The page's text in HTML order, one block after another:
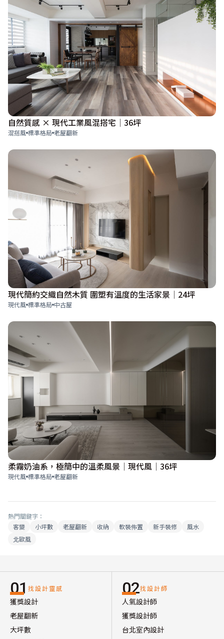
自然質感 × 現代工業風混搭宅│36坪
混搭風 標準格局 老屋翻新
現代簡約交織自然木質 圍塑有溫度的生活家景│24坪
現代風 標準格局 中古屋
柔霧奶油系，極簡中的溫柔風景│現代風│36坪
現代風 標準格局 老屋翻新
熱門關鍵字：
客變
小坪數 老屋翻新 收納 軟裝佈置 新手裝修
風水
北歐風
01 找設計靈感
獲獎設計
老屋翻新
大坪數
02找設計師
人氣設計師
獲獎設計師
台北室內設計